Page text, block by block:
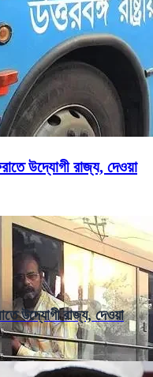
উদ্যোগী রাজ্য, দেওয়া
উদ্যোগী রাজ্য, দেওয়া